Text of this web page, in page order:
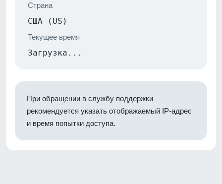
Страна
США (US)
Текущее время
Загрузка...
При обращении в службу поддержки
рекомендуется указать отображаемый IP-адрес
и время попытки доступа.